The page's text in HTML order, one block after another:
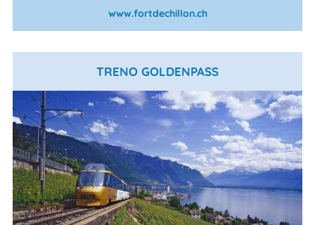
www.fortdechillon.ch
TRENO GOLDENPASS